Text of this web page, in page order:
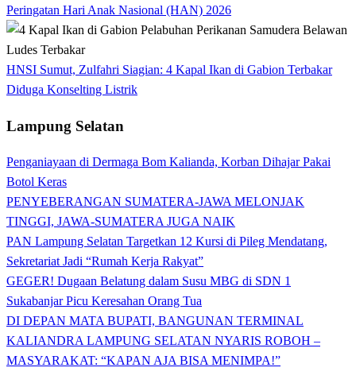
Peringatan Hari Anak Nasional (HAN) 2026
HNSI Sumut, Zulfahri Siagian: 4 Kapal Ikan di Gabion Terbakar
Diduga Konselting Listrik
Lampung Selatan
Penganiayaan di Dermaga Bom Kalianda, Korban Dihajar Pakai
Botol Keras
PENYEBERANGAN SUMATERA-JAWA MELONJAK
TINGGI, JAWA-SUMATERA JUGA NAIK
PAN Lampung Selatan Targetkan 12 Kursi di Pileg Mendatang,
Sekretariat Jadi “Rumah Kerja Rakyat”
GEGER! Dugaan Belatung dalam Susu MBG di SDN 1
Sukabanjar Picu Keresahan Orang Tua
DI DEPAN MATA BUPATI, BANGUNAN TERMINAL
KALIANDRA LAMPUNG SELATAN NYARIS ROBOH –
MASYARAKAT: “KAPAN AJA BISA MENIMPA!”